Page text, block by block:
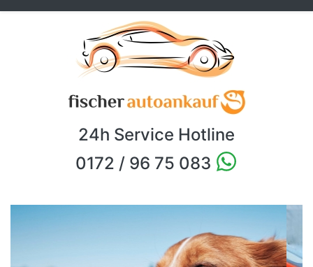
24h Service Hotline
0172 / 96 75 083